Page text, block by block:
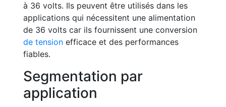
à 36 volts. Ils peuvent être utilisés dans les
applications qui nécessitent une alimentation
de 36 volts car ils fournissent une conversion
de tension efficace et des performances
fiables.
Segmentation par
application